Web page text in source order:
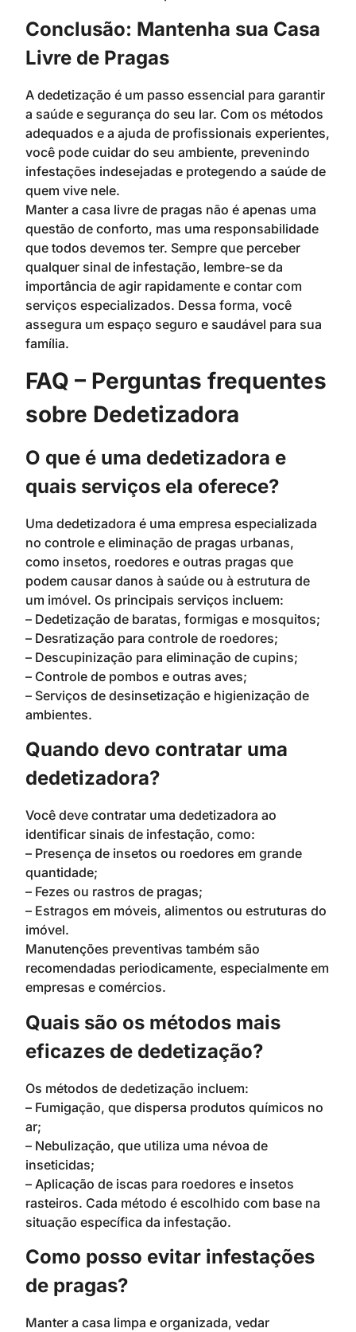
Conclusão: Mantenha sua Casa
Livre de Pragas
A dedetização é um passo essencial para garantir
a saúde e segurança do seu lar. Com os métodos
adequados e a ajuda de profissionais experientes,
você pode cuidar do seu ambiente, prevenindo
infestações indesejadas e protegendo a saúde de
quem vive nele.
Manter a casa livre de pragas não é apenas uma
questão de conforto, mas uma responsabilidade
que todos devemos ter. Sempre que perceber
qualquer sinal de infestação, lembre-se da
importância de agir rapidamente e contar com
serviços especializados. Dessa forma, você
assegura um espaço seguro e saudável para sua
família.
FAQ – Perguntas frequentes
sobre Dedetizadora
O que é uma dedetizadora e
quais serviços ela oferece?
Uma dedetizadora é uma empresa especializada
no controle e eliminação de pragas urbanas,
como insetos, roedores e outras pragas que
podem causar danos à saúde ou à estrutura de
um imóvel. Os principais serviços incluem:
– Dedetização de baratas, formigas e mosquitos;
– Desratização para controle de roedores;
– Descupinização para eliminação de cupins;
– Controle de pombos e outras aves;
– Serviços de desinsetização e higienização de
ambientes.
Quando devo contratar uma
dedetizadora?
Você deve contratar uma dedetizadora ao
identificar sinais de infestação, como:
– Presença de insetos ou roedores em grande
quantidade;
– Fezes ou rastros de pragas;
– Estragos em móveis, alimentos ou estruturas do
imóvel.
Manutenções preventivas também são
recomendadas periodicamente, especialmente em
empresas e comércios.
Quais são os métodos mais
eficazes de dedetização?
Os métodos de dedetização incluem:
– Fumigação, que dispersa produtos químicos no
ar;
– Nebulização, que utiliza uma névoa de
inseticidas;
– Aplicação de iscas para roedores e insetos
rasteiros. Cada método é escolhido com base na
situação específica da infestação.
Como posso evitar infestações
de pragas?
Manter a casa limpa e organizada, vedar